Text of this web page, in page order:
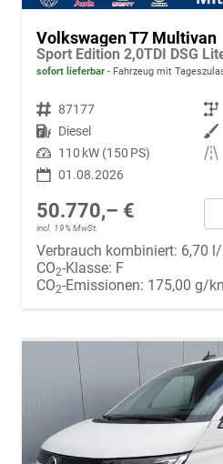
Volkswagen T7 Multivan
Sport Edition 2,0TDI DSG
sofort lieferbar Fahrzeug mit
Fahrzeugnr. 87177 Getriebe
Kraftstoff Diesel Außenfarbe
Leistung 110 kW (150 PS) Kilometerstand
01.08.2026
50.770,– €
incl. 19% MwSt.
Verbrauch kombiniert: 6,70
CO2-Klasse: F
CO2-Emissionen: 175,00 g/